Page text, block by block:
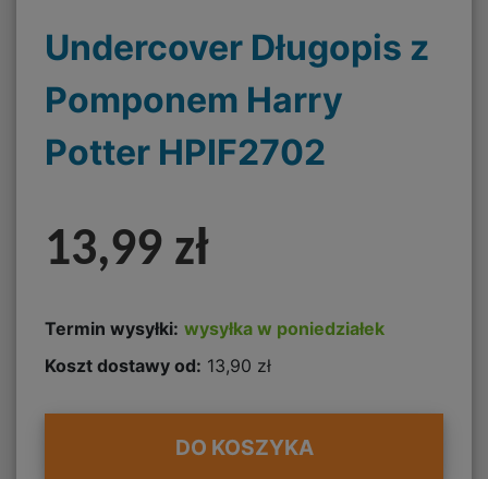
Undercover Długopis z
Pomponem Harry
Potter HPIF2702
13,99 zł
Termin wysyłki: wysyłka w poniedziałek
Koszt dostawy od: 13,90 zł
DO KOSZYKA